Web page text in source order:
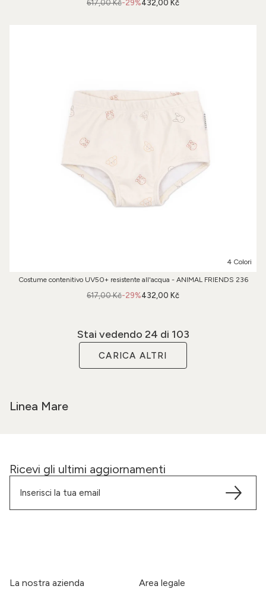
-29%
617,00 Kč 432,00 Kč
4 Colori
Costume contenitivo UV50+ resistente all'acqua - ANIMAL FRIENDS 236
-29%
617,00 Kč 432,00 Kč
Stai vedendo 24 di 103
CARICA ALTRI
Linea Mare
Ricevi gli ultimi aggiornamenti
La nostra azienda Area legale